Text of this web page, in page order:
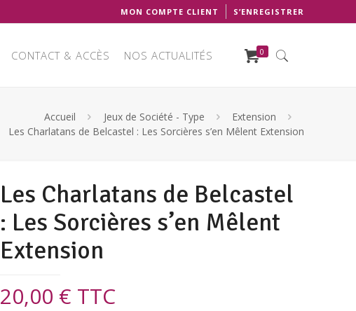
MON COMPTE CLIENT S’ENREGISTRER
CONTACT & ACCÈS NOS ACTUALITÉS 0
Accueil Jeux de Société - Type
Extension
Les Charlatans de Belcastel : Les Sorcières s’en Mêlent Extension
Les Charlatans de Belcastel
: Les Sorcières s’en Mêlent
Extension
20,00 € TTC